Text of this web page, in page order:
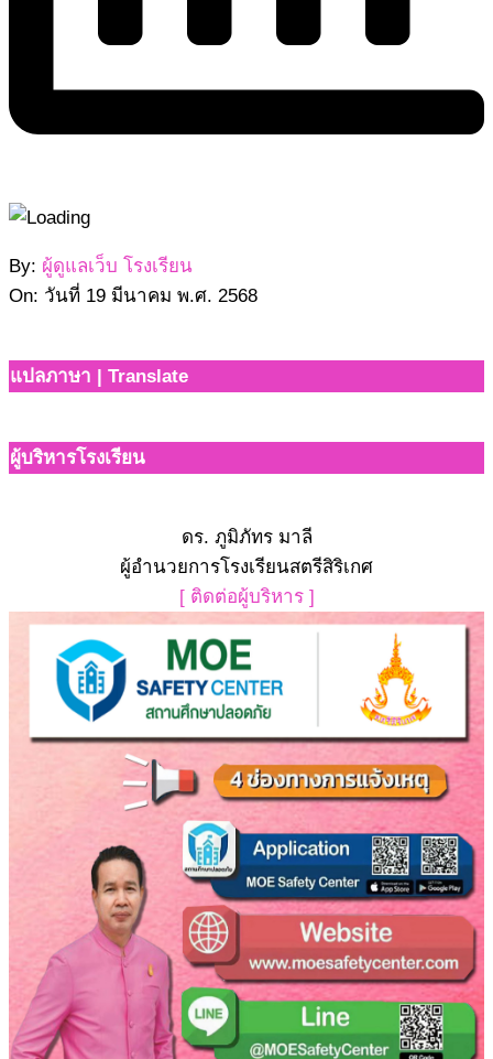
2568-
03-
By: ผู้ดูแลเว็บ โรงเรียน
On: วันที่ 19 มีนาคม พ.ศ. 2568
แปลภาษา | Translate
ผู้บริหารโรงเรียน
ดร. ภูมิภัทร มาลี
ผู้อำนวยการโรงเรียนสตรีสิริเกศ
[ ติดต่อผู้บริหาร ]